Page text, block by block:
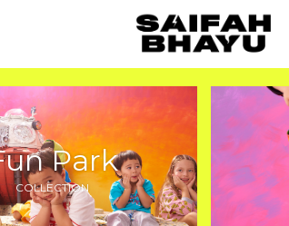
Park
COLLECTION